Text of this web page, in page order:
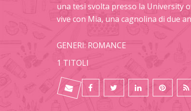
una tesi svolta presso la University
vive con Mia, una cagnolina di due
GENERI: ROMANCE
1 TITOLI